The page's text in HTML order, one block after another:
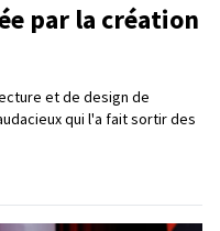
par la création
et de design de
qui l'a fait sortir des